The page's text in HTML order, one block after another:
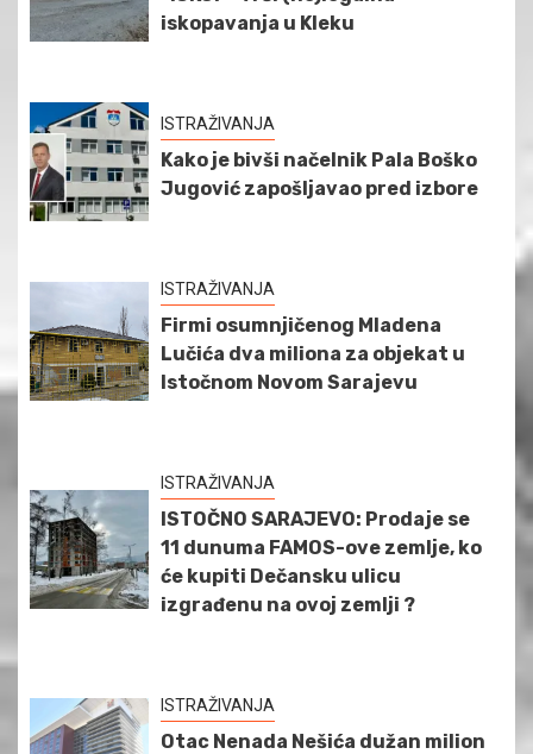
iskopavanja u Kleku
ISTRAŽIVANJA
Kako je bivši načelnik Pala Boško
Jugović zapošljavao pred izbore
ISTRAŽIVANJA
Firmi osumnjičenog Mladena
Lučića dva miliona za objekat u
Istočnom Novom Sarajevu
ISTRAŽIVANJA
ISTOČNO SARAJEVO: Prodaje se
11 dunuma FAMOS-ove zemlje, ko
će kupiti Dečansku ulicu
izgrađenu na ovoj zemlji ?
ISTRAŽIVANJA
Otac Nenada Nešića dužan milion